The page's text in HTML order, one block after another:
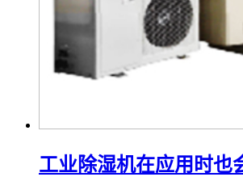
工业除湿机在应用时也